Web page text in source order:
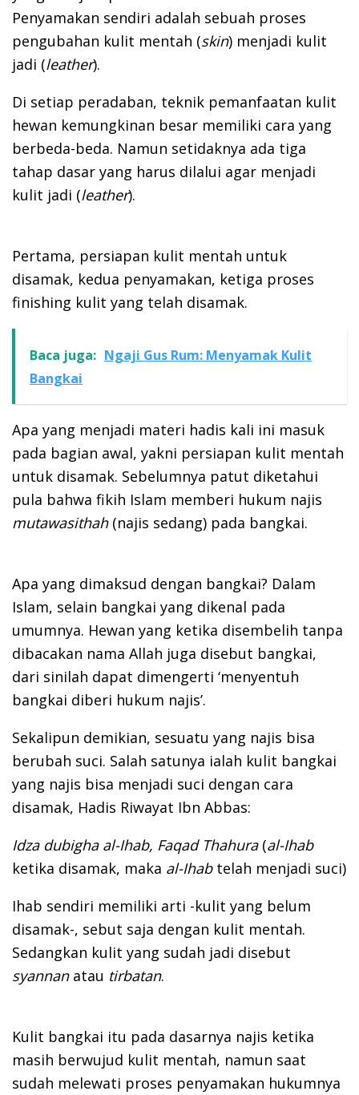
Penyamakan sendiri adalah sebuah proses
pengubahan kulit mentah (skin) menjadi kulit
jadi (leather).
Di setiap peradaban, teknik pemanfaatan kulit
hewan kemungkinan besar memiliki cara yang
berbeda-beda. Namun setidaknya ada tiga
tahap dasar yang harus dilalui agar menjadi
kulit jadi (leather).
Pertama, persiapan kulit mentah untuk
disamak, kedua penyamakan, ketiga proses
finishing kulit yang telah disamak.
Baca juga: Ngaji Gus Rum: Menyamak Kulit
Bangkai
Apa yang menjadi materi hadis kali ini masuk
pada bagian awal, yakni persiapan kulit mentah
untuk disamak. Sebelumnya patut diketahui
pula bahwa fikih Islam memberi hukum najis
mutawasithah(najis sedang) pada bangkai.
Apa yang dimaksud dengan bangkai? Dalam
Islam, selain bangkai yang dikenal pada
umumnya. Hewan yang ketika disembelih tanpa
dibacakan nama Allah juga disebut bangkai,
dari sinilah dapat dimengerti ‘menyentuh
bangkai diberi hukum najis’.
Sekalipun demikian, sesuatu yang najis bisa
berubah suci. Salah satunya ialah kulit bangkai
yang najis bisa menjadi suci dengan cara
disamak, Hadis Riwayat Ibn Abbas:
Idza dubigha al-Ihab, Faqad Thahura (al-Ihab
ketika disamak, maka al-Ihabtelah menjadi suci)
Ihab sendiri memiliki arti -kulit yang belum
disamak-, sebut saja dengan kulit mentah.
Sedangkan kulit yang sudah jadi disebut
syannanatau tirbatan.
Kulit bangkai itu pada dasarnya najis ketika
masih berwujud kulit mentah, namun saat
sudah melewati proses penyamakan hukumnya